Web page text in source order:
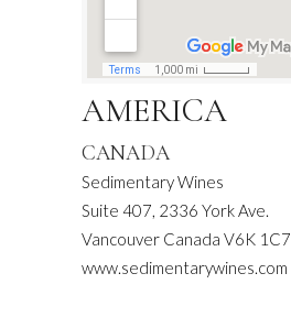
AMERICA
CANADA
Sedimentary Wines
Suite 407, 2336 York Ave.
Vancouver Canada V6K 1C7
www.sedimentarywines.com